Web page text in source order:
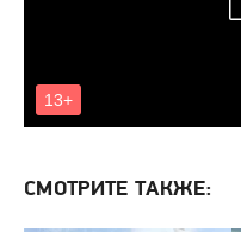
СМОТРИТЕ ТАКЖЕ: